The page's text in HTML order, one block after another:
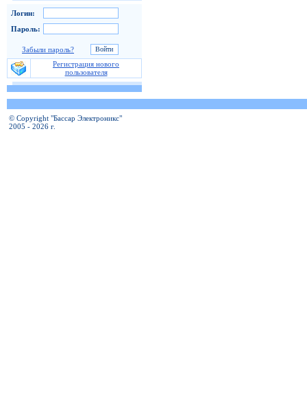
Логин:
Пароль:
Забыли пароль?
Регистрация нового
пользователя
© Copyright "Бассар Электроникс"
2005 - 2026 г.